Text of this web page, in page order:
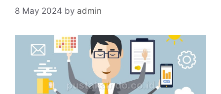
8 May 2024 by admin